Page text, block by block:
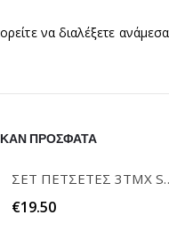
να διαλέξετε
ΠΡΟΣΦΑΤΑ
ΣΕΤ ΠΕΤΣΕΤΕΣ
€19.50